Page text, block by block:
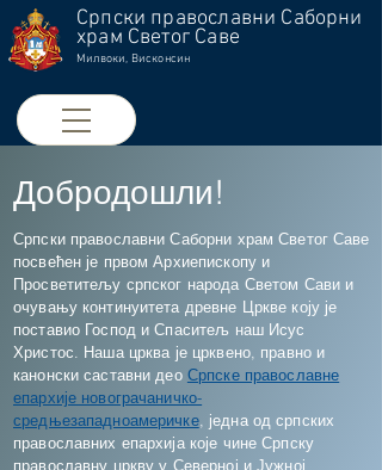
Српски православни Саборни
храм Светог Саве
Милвоки, Висконсин
Добродошли!
Српски православни Саборни храм Светог Саве
посвећен је првом Архиепископу и
Просветитељу српског народа Светом Сави и
очувању континуитета древне Цркве коју је
поставио Господ и Спаситељ наш Исус
Христос. Наша црква је црквено, правно и
канонски саставни део Српске православне
епархије новограчаничко-
средњезападноамеричке, једна од српских
православних епархија које чине Српску
православну цркву у Северној и Јужној